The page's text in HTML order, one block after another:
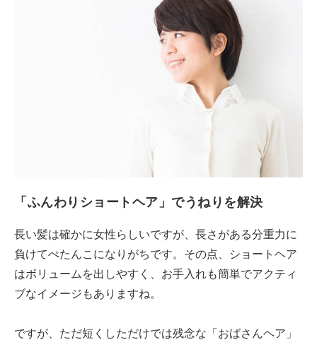
「ふんわりショートヘア」でうねりを解決
長い髪は確かに女性らしいですが、長さがある分重力に
負けてぺたんこになりがちです。その点、ショートヘア
はボリュームを出しやすく、お手入れも簡単でアクティ
ブなイメージもありますね。
ですが、ただ短くしただけでは残念な「おばさんヘア」